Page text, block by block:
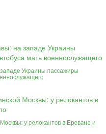
Украины пассажиры
у релокантов в Ереване и